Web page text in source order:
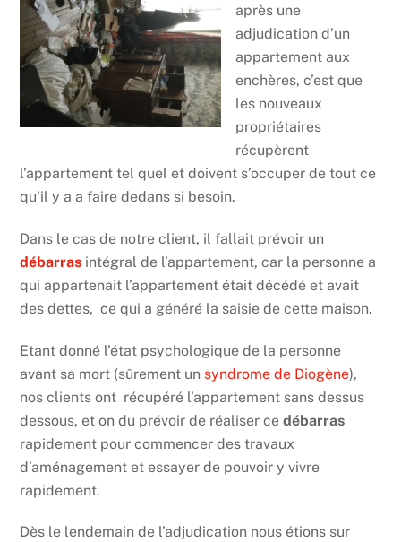
après une
adjudication d’un
appartement aux
enchères, c’est que
les nouveaux
propriétaires
récupèrent
l’appartement tel quel et doivent s’occuper de tout ce
qu’il y a a faire dedans si besoin.
Dans le cas de notre client, il fallait prévoir un
débarras intégral de l’appartement, car la personne a
qui appartenait l’appartement était décédé et avait
des dettes, ce qui a généré la saisie de cette maison.
Etant donné l’état psychologique de la personne
avant sa mort (sûrement un syndrome de Diogène),
nos clients ont récupéré l’appartement sans dessus
dessous, et on du prévoir de réaliser cedébarras
rapidement pour commencer des travaux
d’aménagement et essayer de pouvoir y vivre
rapidement.
Dès le lendemain de l’adjudication nous étions sur